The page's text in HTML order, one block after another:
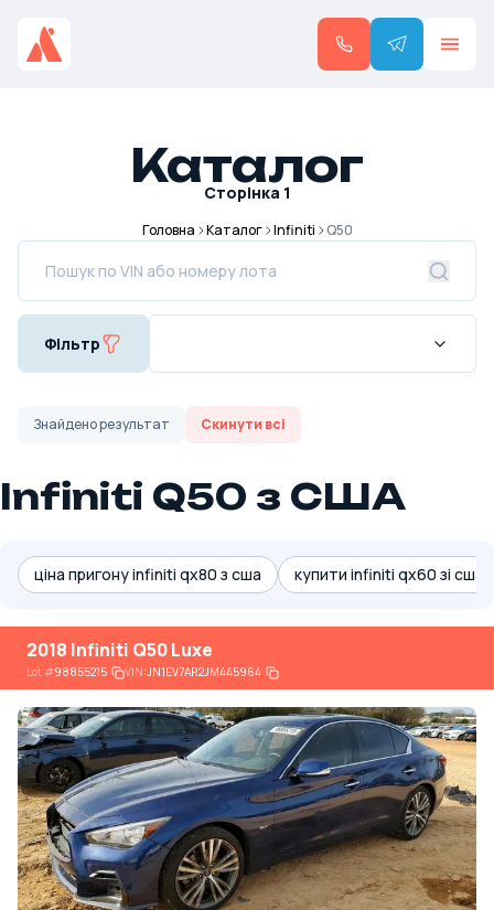
Каталог
Сторінка 1
Головна Каталог Infiniti Q50
Фільтр
Знайденорезультат Скинути всі
Infiniti Q50 з США
ціна пригону infiniti qx80 з сша купити infiniti qx60 зі сша
2018 Infiniti Q50 Luxe
Lot#98855215 VIN:JN1EV7AR2JM445964